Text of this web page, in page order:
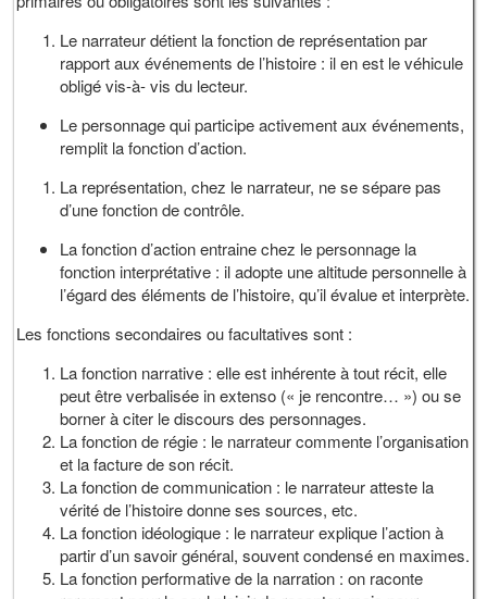
Le narrateur détient la fonction de représentation par
rapport aux événements de l’histoire : il en est le véhicule
obligé vis-à- vis du lecteur.
Le personnage qui participe activement aux événements,
remplit la fonction d’action.
La représentation, chez le narrateur, ne se sépare pas
d’une fonction de contrôle.
La fonction d’action entraine chez le personnage la
fonction interprétative : il adopte une altitude personnelle à
l’égard des éléments de l’histoire, qu’il évalue et interprète.
Les fonctions secondaires ou facultatives sont :
La fonction narrative : elle est inhérente à tout récit, elle
peut être verbalisée in extenso (« je rencontre… ») ou se
borner à citer le discours des personnages.
La fonction de régie : le narrateur commente l’organisation
et la facture de son récit.
La fonction de communication : le narrateur atteste la
vérité de l’histoire donne ses sources, etc.
La fonction idéologique : le narrateur explique l’action à
partir d’un savoir général, souvent condensé en maximes.
La fonction performative de la narration : on raconte